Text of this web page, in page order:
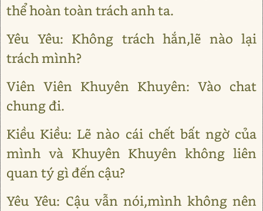
thể hoàn toàn trách anh ta.
Yêu Yêu: Không trách hắn,lẽ nào lại
trách mình?
Viên Viên Khuyên Khuyên: Vào chat
chung đi.
Kiều Kiều: Lẽ nào cái chết bất ngờ của
mình và Khuyên Khuyên không liên
quan tý gì đến cậu?
Yêu Yêu: Cậu vẫn nói,mình không nên